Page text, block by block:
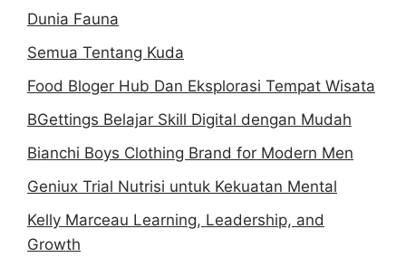
Dunia Fauna
Semua Tentang Kuda
Food Bloger Hub Dan Eksplorasi Tempat Wisata
BGettings Belajar Skill Digital dengan Mudah
Bianchi Boys Clothing Brand for Modern Men
Geniux Trial Nutrisi untuk Kekuatan Mental
Kelly Marceau Learning, Leadership, and
Growth